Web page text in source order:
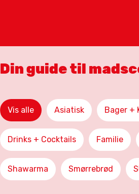
Din guide til
Vis alle Asiatisk Bager +
Drinks + Cocktails Familie
Shawarma Smørrebrød